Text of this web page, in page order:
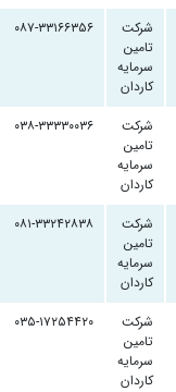
شرکت
تامین
سرمایه
کاردان
۰۸۷-۳۳۱۶۶۳۵۶
شرکت
تامین
سرمایه
کاردان
۰۳۸-۳۳۳۳۰۰۳۶
شرکت
تامین
سرمایه
کاردان
۰۸۱-۳۳۲۴۲۸۳۸
شرکت
تامین
سرمایه
کاردان
۰۳۵-۱۷۲۵۴۴۲۰